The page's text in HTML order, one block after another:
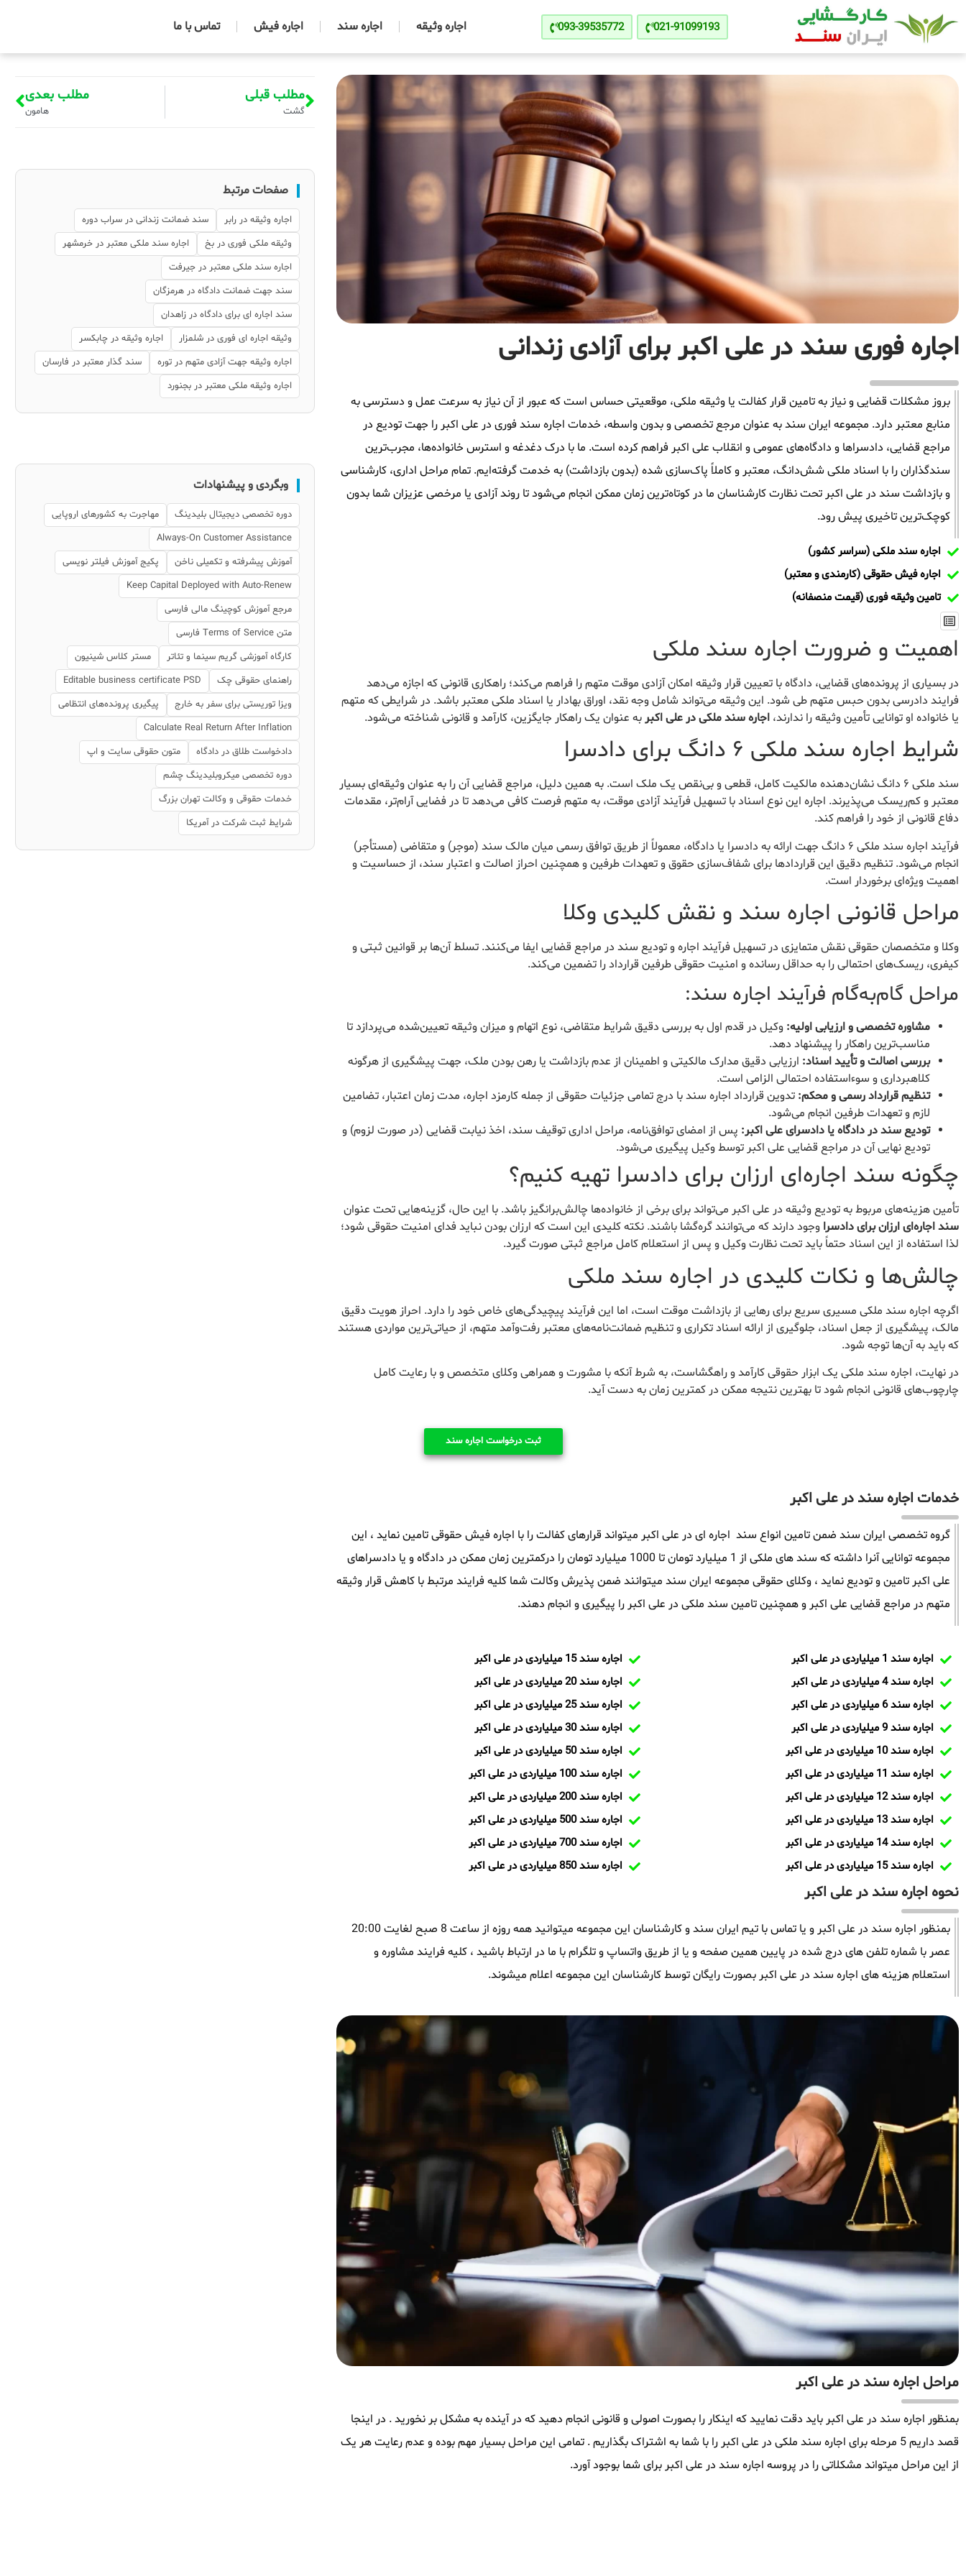
021-91099193
093-39535772 اجاره وثیقه اجاره سند اجاره فیش تماس با ما
اجاره فوری سند در علی اکبر برای آزادی زندانی
بروز مشکلات قضایی و نیاز به تامین قرار کفالت یا وثیقه ملکی، موقعیتی حساس است که عبور از آن نیاز به سرعت عمل و دسترسی به
منابع معتبر دارد. مجموعه ایران سند به عنوان مرجع تخصصی و بدون واسطه، خدمات اجاره سند فوری در علی اکبر را جهت تودیع در
مراجع قضایی، دادسراها و دادگاه‌های عمومی و انقلاب علی اکبر فراهم کرده است. ما با درک دغدغه و استرس خانواده‌ها، مجرب‌ترین
سندگذاران را با اسناد ملکی شش‌دانگ، معتبر و کاملاً پاک‌سازی شده (بدون بازداشت) به خدمت گرفته‌ایم. تمام مراحل اداری، کارشناسی
و بازداشت سند در علی اکبر تحت نظارت کارشناسان ما در کوتاه‌ترین زمان ممکن انجام می‌شود تا روند آزادی یا مرخصی عزیزان شما بدون
کوچک‌ترین تاخیری پیش رود.
اجاره سند ملکی (سراسر کشور)
اجاره فیش حقوقی (کارمندی و معتبر)
تامین وثیقه فوری (قیمت منصفانه)
اهمیت و ضرورت اجاره سند ملکی
در بسیاری از پرونده‌های قضایی، دادگاه با تعیین قرار وثیقه امکان آزادی موقت متهم را فراهم می‌کند؛ راهکاری قانونی که اجازه می‌دهد
فرایند دادرسی بدون حبس متهم طی شود. این وثیقه می‌تواند شامل وجه نقد، اوراق بهادار یا اسناد ملکی معتبر باشد. در شرایطی که متهم
یا خانواده او توانایی تأمین وثیقه را ندارند، اجاره سند ملکی در علی اکبربه عنوان یک راهکار جایگزین، کارآمد و قانونی شناخته می‌شود.
شرایط اجاره سند ملکی ۶ دانگ برای دادسرا
سند ملکی ۶ دانگ نشان‌دهنده مالکیت کامل، قطعی و بی‌نقص یک ملک است. به همین دلیل، مراجع قضایی آن را به عنوان وثیقه‌ای بسیار
معتبر و کم‌ریسک می‌پذیرند. اجاره این نوع اسناد با تسهیل فرآیند آزادی موقت، به متهم فرصت کافی می‌دهد تا در فضایی آرام‌تر، مقدمات
دفاع قانونی از خود را فراهم کند.
فرآیند اجاره سند ملکی ۶ دانگ جهت ارائه به دادسرا یا دادگاه، معمولاً از طریق توافق رسمی میان مالک سند (موجر) و متقاضی (مستأجر)
انجام می‌شود. تنظیم دقیق این قراردادها برای شفاف‌سازی حقوق و تعهدات طرفین و همچنین احراز اصالت و اعتبار سند، از حساسیت و
اهمیت ویژه‌ای برخوردار است.
مراحل قانونی اجاره سند و نقش کلیدی وکلا
وکلا و متخصصان حقوقی نقش متمایزی در تسهیل فرآیند اجاره و تودیع سند در مراجع قضایی ایفا می‌کنند. تسلط آن‌ها بر قوانین ثبتی و
کیفری، ریسک‌های احتمالی را به حداقل رسانده و امنیت حقوقی طرفین قرارداد را تضمین می‌کند.
مراحل گام‌به‌گام فرآیند اجاره سند:
مشاوره تخصصی و ارزیابی اولیه: وکیل در قدم اول به بررسی دقیق شرایط متقاضی، نوع اتهام و میزان وثیقه تعیین‌شده می‌پردازد تا
مناسب‌ترین راهکار را پیشنهاد دهد.
بررسی اصالت و تأیید اسناد: ارزیابی دقیق مدارک مالکیتی و اطمینان از عدم بازداشت یا رهن بودن ملک، جهت پیشگیری از هرگونه
کلاهبرداری و سوءاستفاده احتمالی الزامی است.
تنظیم قرارداد رسمی و محکم: تدوین قرارداد اجاره سند با درج تمامی جزئیات حقوقی از جمله کارمزد اجاره، مدت زمان اعتبار، تضامین
لازم و تعهدات طرفین انجام می‌شود.
تودیع سند در دادگاه یا دادسرای علی اکبر: پس از امضای توافق‌نامه، مراحل اداری توقیف سند، اخذ نیابت قضایی (در صورت لزوم) و
تودیع نهایی آن در مراجع قضایی علی اکبر توسط وکیل پیگیری می‌شود.
چگونه سند اجاره‌ای ارزان برای دادسرا تهیه کنیم؟
تأمین هزینه‌های مربوط به تودیع وثیقه در علی اکبر می‌تواند برای برخی از خانواده‌ها چالش‌برانگیز باشد. با این حال، گزینه‌هایی تحت عنوان
سند اجاره‌ای ارزان برای دادسرا وجود دارند که می‌توانند گره‌گشا باشند. نکته کلیدی این است که ارزان بودن نباید فدای امنیت حقوقی شود؛
لذا استفاده از این اسناد حتماً باید تحت نظارت وکیل و پس از استعلام کامل مراجع ثبتی صورت گیرد.
چالش‌ها و نکات کلیدی در اجاره سند ملکی
اگرچه اجاره سند ملکی مسیری سریع برای رهایی از بازداشت موقت است، اما این فرآیند پیچیدگی‌های خاص خود را دارد. احراز هویت دقیق
مالک، پیشگیری از جعل اسناد، جلوگیری از ارائه اسناد تکراری و تنظیم ضمانت‌نامه‌های معتبر رفت‌وآمد متهم، از حیاتی‌ترین مواردی هستند
که باید به آن‌ها توجه شود.
در نهایت، اجاره سند ملکی یک ابزار حقوقی کارآمد و راهگشاست، به شرط آنکه با مشورت و همراهی وکلای متخصص و با رعایت کامل
چارچوب‌های قانونی انجام شود تا بهترین نتیجه ممکن در کمترین زمان به دست آید.
ثبت درخواست اجاره سند
خدمات اجاره سند در علی اکبر
گروه تخصصی ایران سند ضمن تامین انواع سند اجاره ای در علی اکبر میتواند قرارهای کفالت را با اجاره فیش حقوقی تامین نماید ، این
مجموعه توانایی آنرا داشته که سند های ملکی از 1 میلیارد تومان تا 1000 میلیارد تومان را درکمترین زمان ممکن در دادگاه و یا دادسراهای
علی اکبر تامین و تودیع نماید ، وکلای حقوقی مجموعه ایران سند میتوانند ضمن پذیرش وکالت شما کلیه فرایند مرتبط با کاهش قرار وثیقه
متهم در مراجع قضایی علی اکبر و همچنین تامین سند ملکی در علی اکبر را پیگیری و انجام دهند.
اجاره سند 1 میلیاردی در علی اکبر
اجاره سند 4 میلیاردی در علی اکبر
اجاره سند 6 میلیاردی در علی اکبر
اجاره سند 9 میلیاردی در علی اکبر
اجاره سند 10 میلیاردی در علی اکبر
اجاره سند 11 میلیاردی در علی اکبر
اجاره سند 12 میلیاردی در علی اکبر
اجاره سند 13 میلیاردی در علی اکبر
اجاره سند 14 میلیاردی در علی اکبر
اجاره سند 15 میلیاردی در علی اکبر
اجاره سند 15 میلیاردی در علی اکبر
اجاره سند 20 میلیاردی در علی اکبر
اجاره سند 25 میلیاردی در علی اکبر
اجاره سند 30 میلیاردی در علی اکبر
اجاره سند 50 میلیاردی در علی اکبر
اجاره سند 100 میلیاردی در علی اکبر
اجاره سند 200 میلیاردی در علی اکبر
اجاره سند 500 میلیاردی در علی اکبر
اجاره سند 700 میلیاردی در علی اکبر
اجاره سند 850 میلیاردی در علی اکبر
نحوه اجاره سند در علی اکبر
بمنظور اجاره سند در علی اکبر و یا تماس با تیم ایران سند و کارشناسان این مجموعه میتوانید همه روزه از ساعت 8 صبح لغایت 20:00
عصر با شماره تلفن های درج شده در پایین همین صفحه و یا از طریق واتساپ و تلگرام با ما در ارتباط باشید ، کلیه فرایند مشاوره و
استعلام هزینه های اجاره سند در علی اکبر بصورت رایگان توسط کارشناسان این مجموعه اعلام میشوند.
مراحل اجاره سند در علی اکبر
بمنظور اجاره سند در علی اکبر باید دقت نمایید که اینکار را بصورت اصولی و قانونی انجام دهید که در آینده به مشکل بر نخورید . در اینجا
قصد داریم 5 مرحله برای اجاره سند ملکی در علی اکبر را با شما به اشتراک بگذاریم . تمامی این مراحل بسیار مهم بوده و عدم رعایت هر یک
از این مراحل میتواند مشکلاتی را در پروسه اجاره سند در علی اکبر برای شما بوجود آورد.
مطلب قبلی
گشت
مطلب بعدی
هامون
صفحات مرتبط
اجاره وثیقه در رابر
سند ضمانت زندانی در سراب دوره
وثیقه ملکی فوری در بخ
اجاره سند ملکی معتبر در خرمشهر
اجاره سند ملکی معتبر در جیرفت
سند جهت ضمانت دادگاه در هرمزگان
سند اجاره ای برای دادگاه در زاهدان
وثیقه اجاره ای فوری در شلمزار
اجاره وثیقه در چابکسر
اجاره وثیقه جهت آزادی متهم در توره
سند گذار معتبر در فارسان
اجاره وثیقه ملکی معتبر در بجنورد
وبگردی و پیشنهادات
دوره تخصصی دیجیتال بلیدینگ
مهاجرت به کشورهای اروپایی
Always-On Customer Assistance
آموزش پیشرفته و تکمیلی ناخن
پکیج آموزش فیلتر نویسی
Keep Capital Deployed with Auto-Renew
مرجع آموزش کوچینگ مالی فارسی
متن Terms of Service فارسی
کارگاه آموزشی گریم سینما و تئاتر
مستر کلاس شینیون
راهنمای حقوقی چک
Editable business certificate PSD
ویزا توریستی برای سفر به خارج
پیگیری پرونده‌های انتظامی
Calculate Real Return After Inflation
دادخواست طلاق در دادگاه
متون حقوقی سایت و اپ
دوره تخصصی میکروبلیدینگ چشم
خدمات حقوقی و وکالت تهران بزرگ
شرایط ثبت شرکت در آمریکا